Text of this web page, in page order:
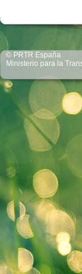
© PRTR España
Ministerio para la